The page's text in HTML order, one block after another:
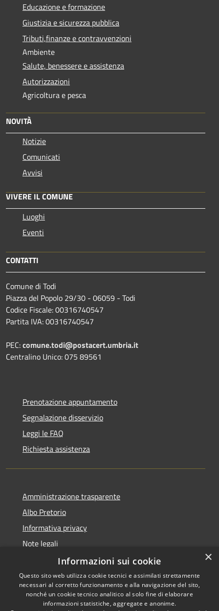
Educazione e formazione
Giustizia e sicurezza pubblica
Tributi,finanze e contravvenzioni
Ambiente
Salute, benessere e assistenza
Autorizzazioni
Agricoltura e pesca
NOVITÀ
Notizie
Comunicati
Avvisi
VIVERE IL COMUNE
Luoghi
Eventi
CONTATTI
Comune di Todi
Piazza del Popolo 29/30 - 06059 - Todi
Codice Fiscale: 00316740547
Partita IVA: 00316740547
PEC:comune.todi@postacert.umbria.it
Centralino Unico: 075 89561
Prenotazione appuntamento
Segnalazione disservizio
Leggi le FAQ
Richiesta assistenza
Amministrazione trasparente
Albo Pretorio
Informativa privacy
Note legali
Dichiarazione di accessibilità
RSS Copyright © 2026 • Comune di
×
Informazioni sui cookie
Questo sito web utilizza cookie tecnici e assimilati strettamente
necessari al corretto funzionamento e alla navigazione del sito,
nonché un cookie tecnico analitico al solo fine di elaborare
informazioni statistiche, aggregate e anonime.